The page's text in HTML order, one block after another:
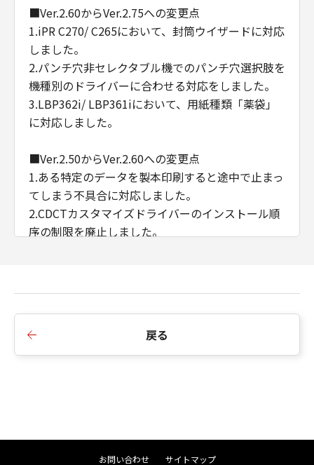
■Ver.2.60からVer.2.75への変更点
1.iPR C270/ C265において、封筒ウイザードに対応
しました。
2.パンチ穴非セレクタブル機でのパンチ穴選択肢を
機種別のドライバーに合わせる対応をしました。
3.LBP362i/ LBP361iにおいて、用紙種類「薬袋」
に対応しました。
■Ver.2.50からVer.2.60への変更点
1.ある特定のデータを製本印刷すると途中で止まっ
てしまう不具合に対応しました。
2.CDCTカスタマイズドライバーのインストール順
序の制限を廃止しました。
を変更しました。
2.インストーラーの探索時にSNMPコミュニティ名
戻る
お問い合わせ サイトマップ